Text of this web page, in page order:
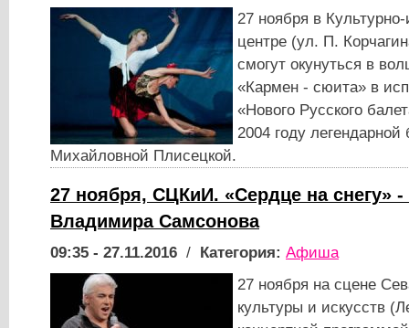
27 ноября в
центре (ул. П.
смогут окунуться в
«Кармен - сюита» в
«Нового Русского
2004 году
Михайловной Плисецкой.
27 ноября, СЦКиИ. «Сердце на снегу» -
Владимира Самсонова
09:35 - 27.11.2016 / Категория: Афиша
27 ноября на сцене
культуры и искусств